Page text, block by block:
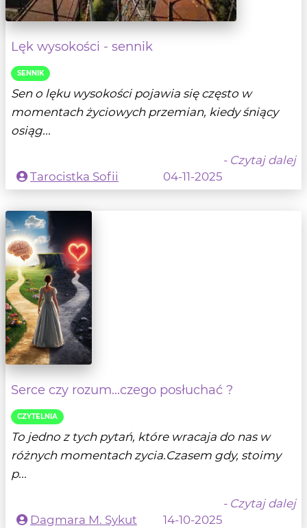
Lęk wysokości - sennik
SENNIK
Sen o lęku wysokości pojawia się często w
momentach życiowych przemian, kiedy śniący
osiąg...
- Czytaj dalej
Tarocistka Sofii
04-11-2025
Serce czy rozum...czego posłuchać ?
CZYTELNIA
To jedno z tych pytań, które wracaja do nas w
różnych momentach zycia.Czasem gdy, stoimy
p...
- Czytaj dalej
Dagmara M. Sykut
14-10-2025